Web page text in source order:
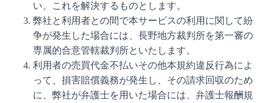
い、これを解決するものとします。
弊社と利用者との間で本サービスの利用に関して紛
争が発生した場合には、長野地方裁判所を第一審の
専属的合意管轄裁判所といたします。
利用者の売買代金不払いその他本規約違反行為によ
って、損害賠償義務が発生し、その請求回収のため
に、弊社が弁護士を用いた場合には、弁護士報酬規